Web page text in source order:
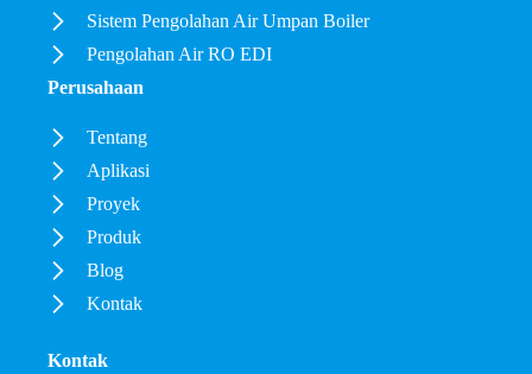
Sistem Pengolahan Air Umpan Boiler
Pengolahan Air RO EDI
Perusahaan
Tentang
Aplikasi
Proyek
Produk
Blog
Kontak
Kontak